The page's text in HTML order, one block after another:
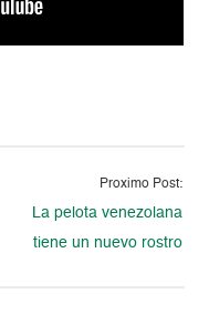
Proximo Post:
La pelota venezolana
tiene un nuevo rostro